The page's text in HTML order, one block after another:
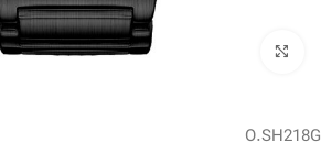
برای بزرگنمایی کلیک کنید
O.SH218G